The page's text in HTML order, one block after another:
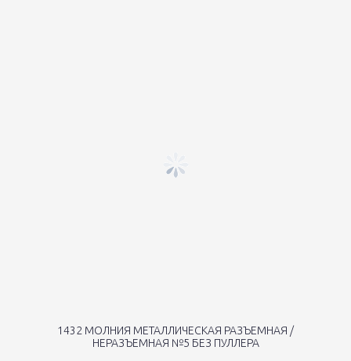
1432 МОЛНИЯ МЕТАЛЛИЧЕСКАЯ РАЗЪЕМНАЯ /
НЕРАЗЪЕМНАЯ №5 БЕЗ ПУЛЛЕРА